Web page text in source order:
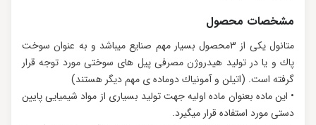
مشخصات محصول
متانول یكی از 3محصول بسیار مهم صنایع میباشد و به عنوان سوخت
پاك و یا در تولید هیدروژن مصرفی پیل های سوختی مورد توجه قرار
گرفته است. (اتیلن و آمونیاك دوماده ی مهم دیگر هستند)
• این ماده بعنوان ماده اولیه جهت تولید بسیاری از مواد شیمیایی پایین
دستی مورد استفاده قرار میگیرد.